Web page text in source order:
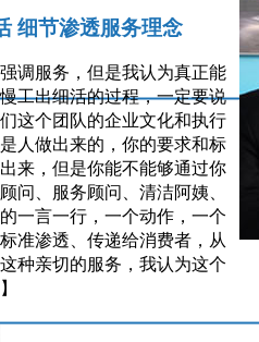
细节渗透服务理念
调服务，但是我认为真正能
工出细活的过程，一定要说
这个团队的企业文化和执行
人做出来的，你的要求和标
来，但是你能不能够通过你
问、服务顾问、清洁阿姨、
一言一行，一个动作，一个
准渗透、传递给消费者，从
种亲切的服务，我认为这个
】